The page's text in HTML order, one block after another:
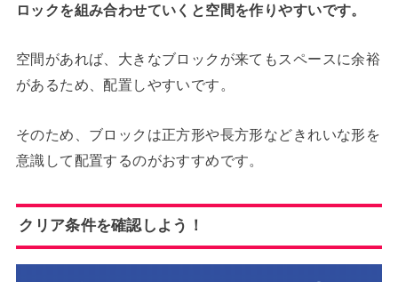
ロックを組み合わせていくと空間を作りやすいです。
空間があれば、大きなブロックが来てもスペースに余裕
があるため、配置しやすいです。
そのため、ブロックは正方形や長方形などきれいな形を
意識して配置するのがおすすめです。
クリア条件を確認しよう！